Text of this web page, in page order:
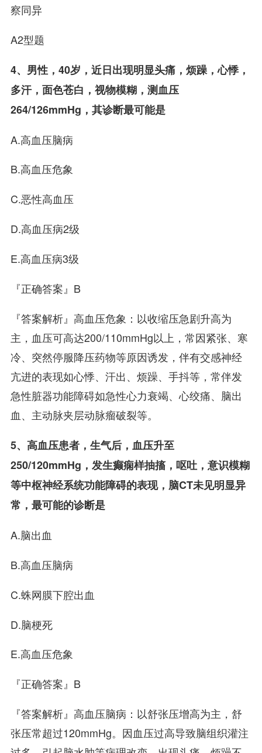
察同异
A2型题
4、男性，40岁，近日出现明显头痛，烦躁，心悸，
多汗，面色苍白，视物模糊，测血压
264/126mmHg，其诊断最可能是
A.高血压脑病
B.高血压危象
C.恶性高血压
D.高血压病2级
E.高血压病3级
『正确答案』B
『答案解析』高血压危象：以收缩压急剧升高为
主，血压可高达200/110mmHg以上，常因紧张、寒
冷、突然停服降压药物等原因诱发，伴有交感神经
亢进的表现如心悸、汗出、烦躁、手抖等，常伴发
急性脏器功能障碍如急性心力衰竭、心绞痛、脑出
血、主动脉夹层动脉瘤破裂等。
5、高血压患者，生气后，血压升至
250/120mmHg，发生癫痫样抽搐，呕吐，意识模糊
等中枢神经系统功能障碍的表现，脑CT未见明显异
常，最可能的诊断是
A.脑出血
B.高血压脑病
C.蛛网膜下腔出血
D.脑梗死
E.高血压危象
『正确答案』B
『答案解析』高血压脑病：以舒张压增高为主，舒
张压常超过120mmHg。因血压过高导致脑组织灌注